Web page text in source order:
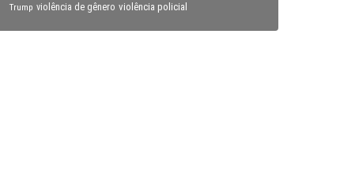
Trump violência de gênero violência policial